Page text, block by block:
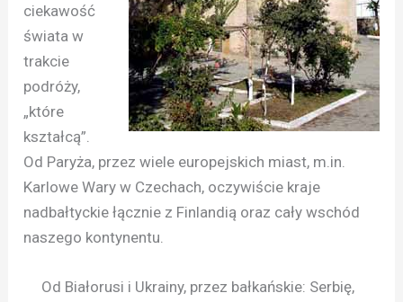
ciekawość
świata w
trakcie
podróży,
„które
kształcą”.
Od Paryża, przez wiele europejskich miast, m.in.
Karlowe Wary w Czechach, oczywiście kraje
nadbałtyckie łącznie z Finlandią oraz cały wschód
naszego kontynentu.
Od Białorusi i Ukrainy, przez bałkańskie: Serbię,